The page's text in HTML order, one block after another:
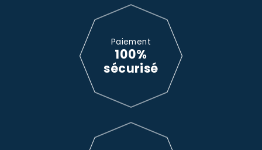
Paiement
100%
sécurisé